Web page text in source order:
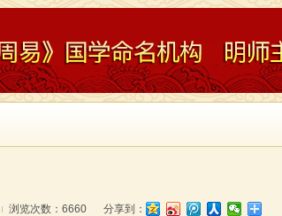
浏览次数：6660 分享到：